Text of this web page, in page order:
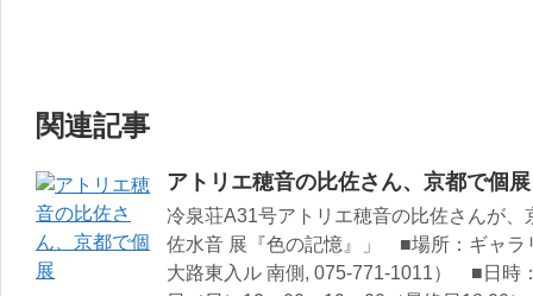
関連記事
アトリエ穂音の比佐さん、京都で個展
冷泉荘A31号アトリエ穂音の比佐さんが
佐水音 展『色の記憶』」 ■場所：ギャラ
大路東入ル 南側, 075-771-1011） ■日時